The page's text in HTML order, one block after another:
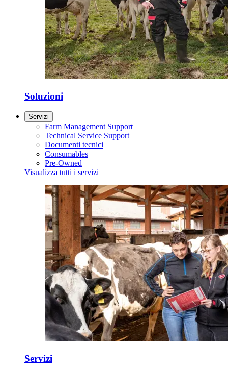
Soluzioni
Servizi
Farm Management Support
Technical Service Support
Documenti tecnici
Consumables
Pre-Owned
Visualizza tutti i servizi
Servizi